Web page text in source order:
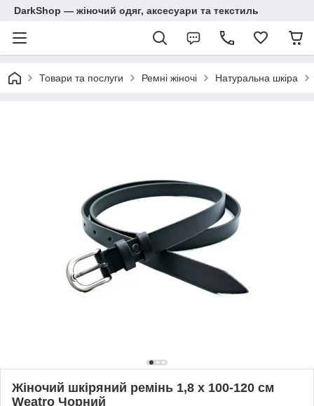
DarkShop — жіночий одяг, аксесуари та текстиль
Товари та послуги Ремні жіночі Натуральна шкіра
Жіночий шкіряний ремінь 1,8 х 100-120 см
Weatro Чорний